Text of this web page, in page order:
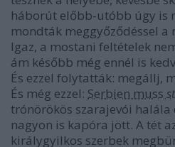
háborút előbb-utóbb úgy is
mondták meggyőződéssel
Igaz, a mostani feltételek
ám később még ennél is
És ezzel folytatták: megállj,
És még ezzel: Serbien muss
trónörökös szarajevói halála
nagyon is kapóra jött. A tét
királygyilkos szerbek